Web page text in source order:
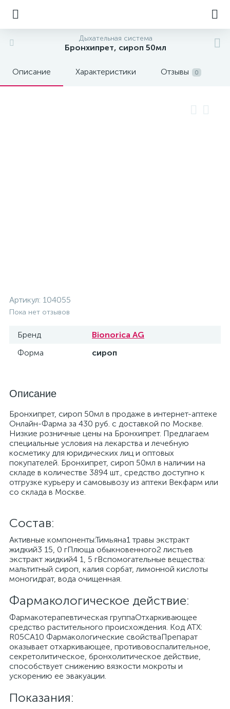
Дыхательная система
Бронхипрет, сироп 50мл
Описание Характеристики Отзывы 0
Артикул: 104055
Пока нет отзывов
Бренд Bionorica AG
Форма сироп
Описание
Бронхипрет, сироп 50мл в продаже в интернет-аптеке
Онлайн-Фарма за 430 руб. с доставкой по Москве.
Низкие розничные цены на Бронхипрет. Предлагаем
специальные условия на лекарства и лечебную
косметику для юридических лиц и оптовых
покупателей. Бронхипрет, сироп 50мл в наличии на
складе в количестве 3894 шт., средство доступно к
отгрузке курьеру и самовывозу из аптеки Векфарм или
со склада в Москве.
Cостав:
Активные компоненты:Тимьяна1 травы экстракт
жидкий3 15, 0 гПлюща обыкновенного2 листьев
экстракт жидкий4 1, 5 гВспомогательные вещества:
мальтитный сироп, калия сорбат, лимонной кислоты
моногидрат, вода очищенная.
Фармакологическое действие:
Фармакотерапевтическая группаОтхаркивающее
средство растительного происхождения. Код АТХ:
R05CA10 Фармакологические свойстваПрепарат
оказывает отхаркивающее, противовоспалительное,
секретолитическое, бронхолитическое действие,
способствует снижению вязкости мокроты и
ускорению ее эвакуации.
Показания: